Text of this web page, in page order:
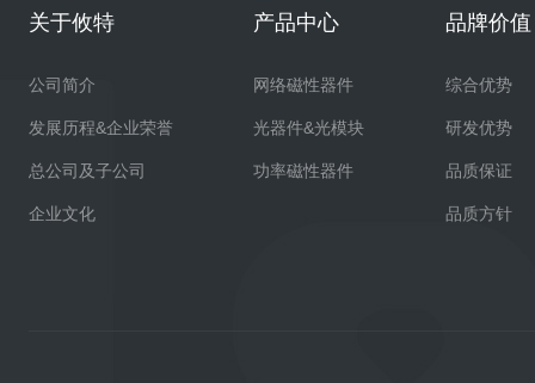
关于攸特
公司简介
发展历程&企业荣誉
总公司及子公司
企业文化
产品中心
网络磁性器件
光器件&光模块
功率磁性器件
品牌价值
综合优势
研发优势
品质保证
品质方针